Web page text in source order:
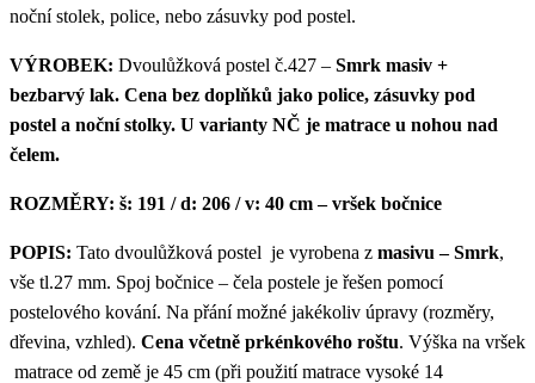
noční stolek, police, nebo zásuvky pod postel.
VÝROBEK: Dvoulůžková postel č.427 – Smrk masiv +
bezbarvý lak. Cena bez doplňků jako police, zásuvky pod
postel a noční stolky. U varianty NČ je matrace u nohou nad
čelem.
ROZMĚRY: š: 191 / d: 206 / v: 40 cm – vršek bočnice
POPIS: Tato dvoulůžková postel je vyrobena z masivu – Smrk,
vše tl.27 mm. Spoj bočnice – čela postele je řešen pomocí
postelového kování. Na přání možné jakékoliv úpravy (rozměry,
dřevina, vzhled). Cena včetně prkénkového roštu. Výška na vršek
matrace od země je 45 cm (při použití matrace vysoké 14